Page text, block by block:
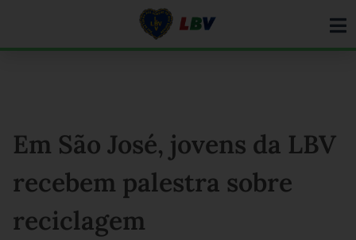
Em São José, jovens da LBV
recebem palestra sobre
reciclagem